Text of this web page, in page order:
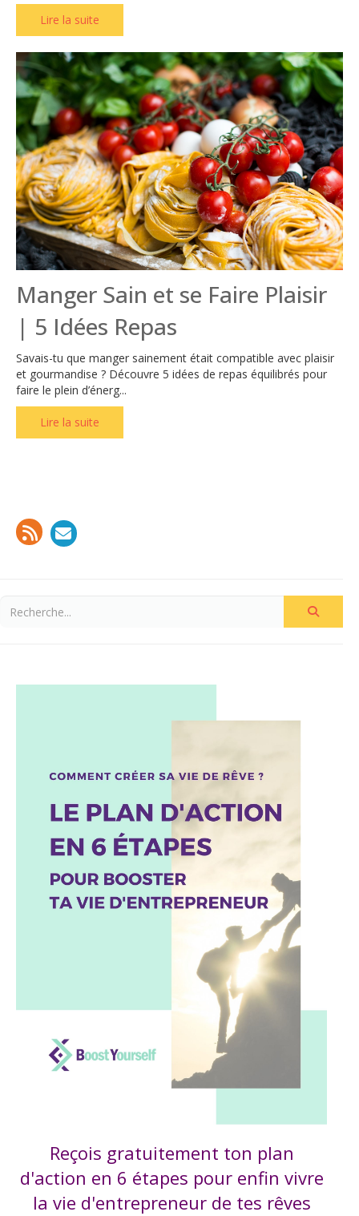
Lire la suite
Manger Sain et se Faire Plaisir
| 5 Idées Repas
Savais-tu que manger sainement était compatible avec plaisir
et gourmandise ? Découvre 5 idées de repas équilibrés pour
faire le plein d’énerg...
Lire la suite
Reçois gratuitement ton plan
d'action en 6 étapes pour enfin vivre
la vie d'entrepreneur de tes rêves